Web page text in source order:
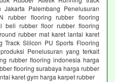
Palembang Penelusuran
rubber flooring rubber flooring
beli rubber floor rubber flooring
rubber mat karet lantai karet
Track Silicon PU Sports Flooring
Penelusuran yang terkait
rubber flooring indonesia harga
flooring surabaya harga rubber
karet gym harga karpet rubber